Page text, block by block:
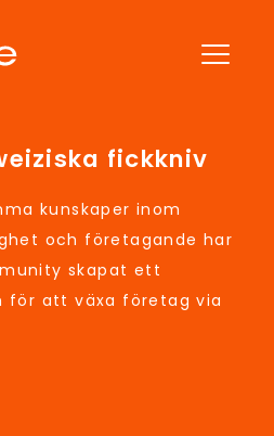
fickkniv
kunskaper inom
och företagande har
skapat ett
för att växa företag via